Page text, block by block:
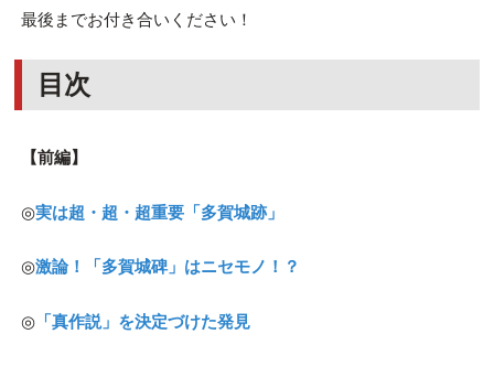
最後までお付き合いください！
目次
【前編】
◎実は超・超・超重要「多賀城跡」
◎激論！「多賀城碑」はニセモノ！？
◎「真作説」を決定づけた発見